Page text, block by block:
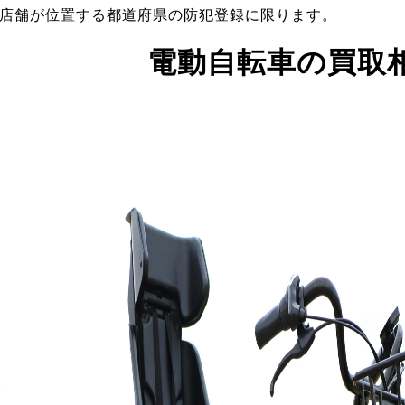
舗が位置する都道府県の防犯登録に限ります。
電動自転車の買取